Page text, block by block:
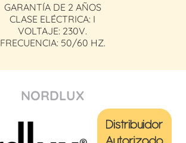
GARANTÍA DE 2 AÑOS
CLASE ELÉCTRICA: I
VOLTAJE: 230V.
FRECUENCIA: 50/60 HZ.
NORDLUX